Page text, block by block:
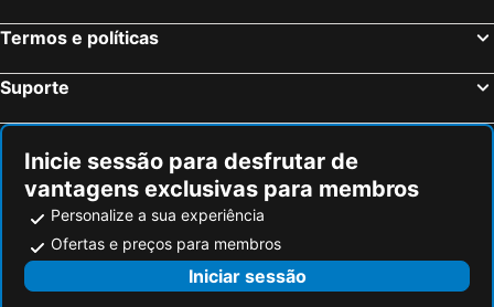
Hotel Sahat
Hotel President Sarajevo
Curovac View
Hotel Saraj
Pino Nature Hotel, BW Premier Collection
Hotel Hecco
Hotel Lavina
Termos e políticas
Suporte
Inicie sessão para desfrutar de
vantagens exclusivas para membros
Personalize a sua experiência
Ofertas e preços para membros
Iniciar sessão